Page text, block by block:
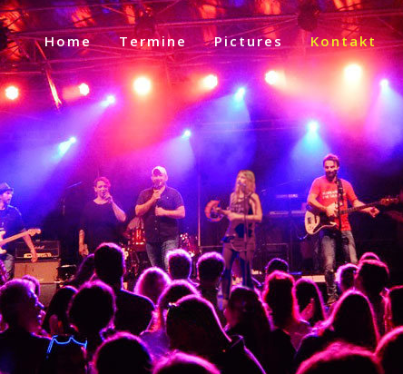
Home Termine Pictures Kontakt
Kontakt